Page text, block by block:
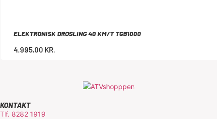
ELEKTRONISK DROSLING 40 KM/T TGB1000
4.995,00 KR.
KONTAKT
Tlf. 8282 1919